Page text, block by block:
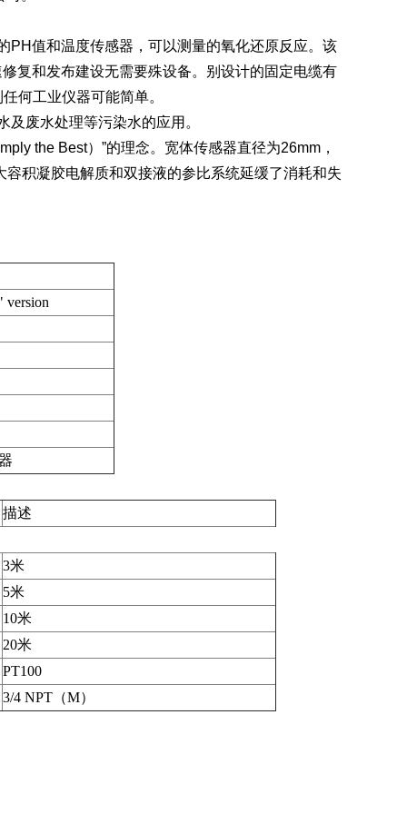
PH值和温度传感器，可以测量的氧化还原反应。该
复和发布建设无需要殊设备。别设计的固定电缆有
何工业仪器可能简单。
废水处理等污染水的应用。
the Best）”的理念。宽体传感器直径为26mm，
积凝胶电解质和双接液的参比系统延缓了消耗和失
version
描述
3米
5米
10米
20米
PT100
3/4 NPT（M）